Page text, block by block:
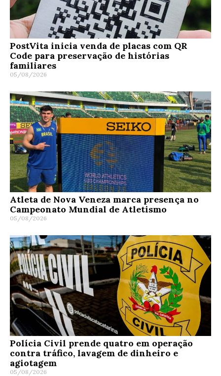
PostVita inicia venda de placas com QR
Code para preservação de histórias
familiares
05/08/2026
Atleta de Nova Veneza marca presença no
Campeonato Mundial de Atletismo
05/08/2026
Polícia Civil prende quatro em operação
contra tráfico, lavagem de dinheiro e
agiotagem
05/08/2026